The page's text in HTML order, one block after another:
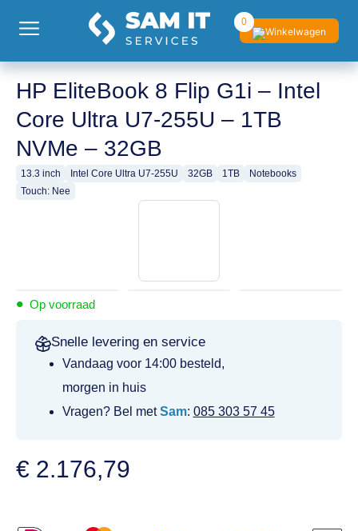
0
HP EliteBook 8 Flip G1i – Intel
Core Ultra U7-255U – 1TB
NVMe – 32GB
13.3 inch Intel Core Ultra U7-255U 32GB 1TB
Notebooks
Touch: Nee
• Op voorraad
Snelle levering en service
Vandaag voor 14:00 besteld,
morgen in huis
Vragen? Bel metSam: 085 303 57 45
€ 2.176,79